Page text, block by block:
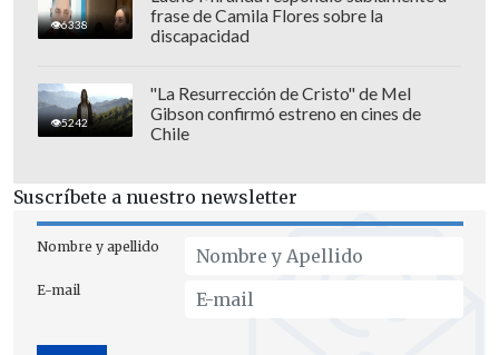
6338
frase de Camila Flores sobre la
discapacidad
5242
"La Resurrección de Cristo" de Mel
Gibson confirmó estreno en cines de
Chile
Suscríbete a nuestro newsletter
Nombre y apellido
E-mail